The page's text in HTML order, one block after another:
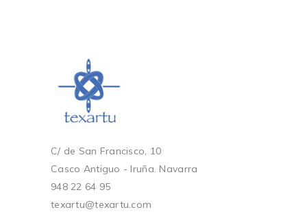
C/ de San Francisco, 10
Casco Antiguo - Iruña. Navarra
948 22 64 95
texartu@texartu.com